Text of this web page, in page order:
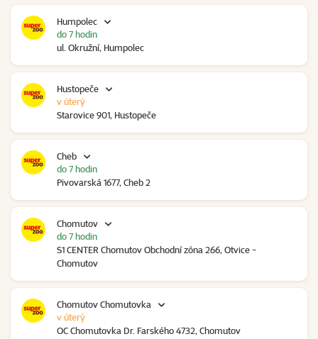
Humpolec
ul. Okružní, Humpolec
do 7 hodin
Hustopeče
Starovice 901, Hustopeče
v úterý
Cheb
Pivovarská 1677, Cheb 2
do 7 hodin
Chomutov
S1 CENTER Chomutov Obchodní zóna 266, Otvice -
Chomutov
do 7 hodin
Chomutov Chomutovka
OC Chomutovka Dr. Farského 4732, Chomutov
v úterý